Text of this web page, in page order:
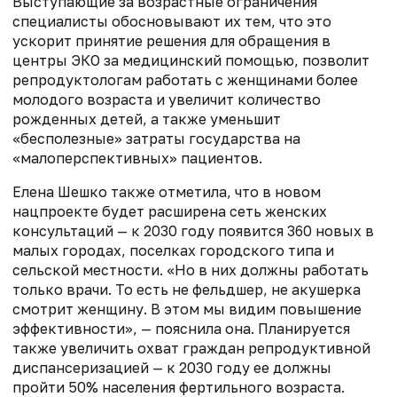
специалисты обосновывают их тем, что это
ускорит принятие решения для обращения в
центры ЭКО за медицинский помощью, позволит
репродуктологам работать с женщинами более
молодого возраста и увеличит количество
рожденных детей, а также уменьшит
«бесполезные» затраты государства на
«малоперспективных» пациентов.
Елена Шешко также отметила, что в новом
нацпроекте будет расширена сеть женских
консультаций — к 2030 году появится 360 новых в
малых городах, поселках городского типа и
сельской местности. «Но в них должны работать
только врачи. То есть не фельдшер, не акушерка
смотрит женщину. В этом мы видим повышение
эффективности», — пояснила она. Планируется
также увеличить охват граждан репродуктивной
диспансеризацией — к 2030 году ее должны
пройти 50% населения фертильного возраста.